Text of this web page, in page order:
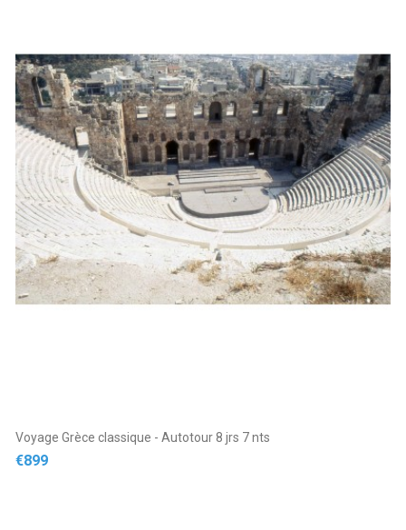
Voyage Grèce classique - Autotour 8 jrs 7 nts
Price
€899